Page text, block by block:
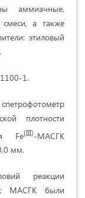
аммиачные,
а также
этиловый
1.
плотности
Fe(III)-МАСГК
мм.
реакции
с МАСГК были